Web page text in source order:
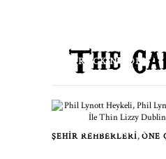
ROCK N ROLL
ETKINLIKLER
ŞEHIR REHBERLERI, ÖNE